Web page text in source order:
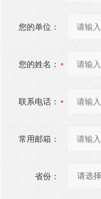
您的单位：
您的姓名：
联系电话：
常用邮箱：
省份：